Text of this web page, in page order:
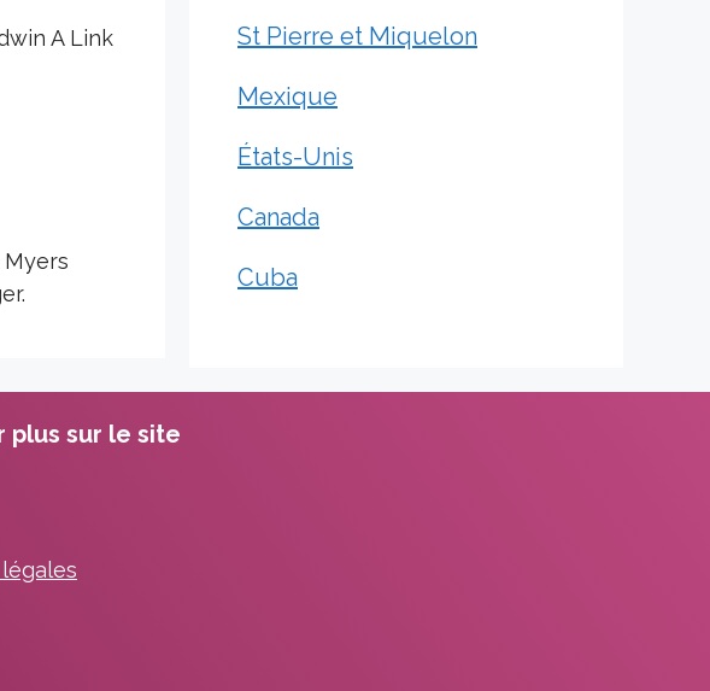
A Link
St Pierre et Miquelon
Mexique
États-Unis
Canada
Cuba
plus sur le site